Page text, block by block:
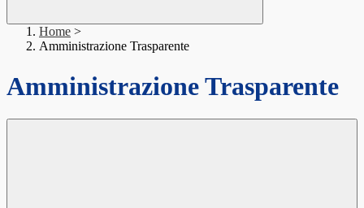
Home >
Amministrazione Trasparente
Amministrazione Trasparente